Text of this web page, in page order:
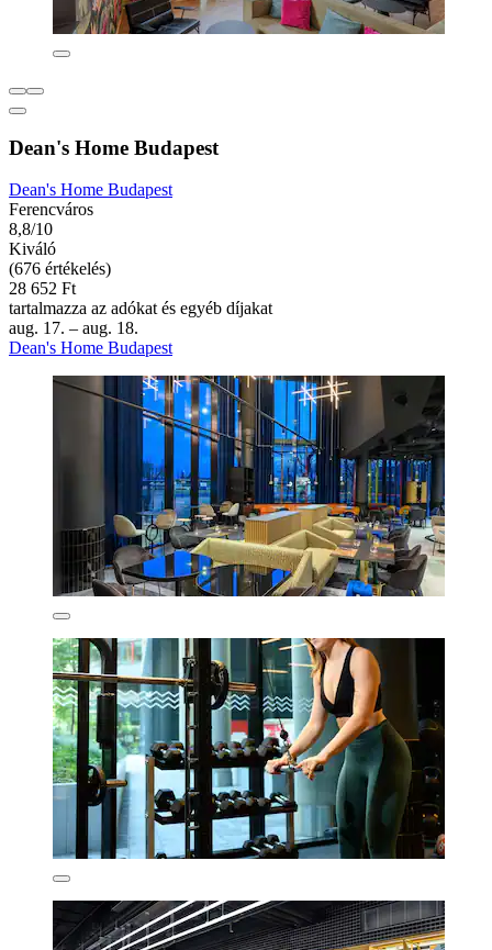
Dean's Home Budapest
Dean's Home Budapest
Ferencváros
8,8/10
Kiváló
(676 értékelés)
28 652 Ft
tartalmazza az adókat és egyéb díjakat
aug. 17. – aug. 18.
Dean's Home Budapest